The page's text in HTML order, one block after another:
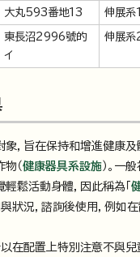
大丸593番地13 伸展系
東長沼2996號的
イ
伸展
，旨在保持和增進健康及
（健康器具系設施）。一
鬆活動身體，因此稱為「
狀況，諮詢後使用，例如
在配置上特別注意不與兒